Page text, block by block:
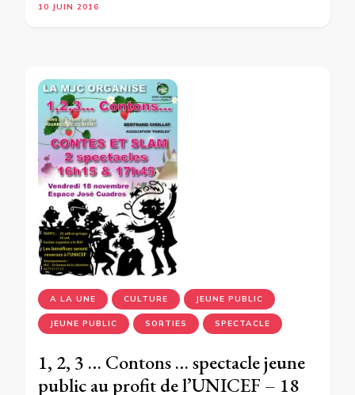
10 JUIN 2016
A LA UNE CULTURE JEUNE PUBLIC
JEUNE PUBLIC SORTIES SPECTACLE
1, 2, 3 … Contons … spectacle jeune
public au profit de l’UNICEF – 18